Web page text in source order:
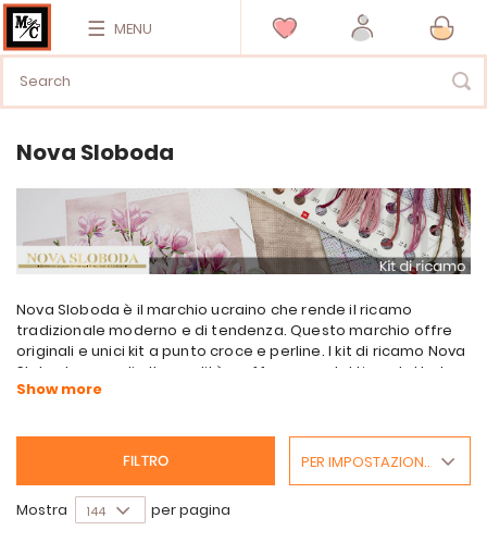
MENU
Nova Sloboda
Nova Sloboda è il marchio ucraino che rende il ricamo
tradizionale moderno e di tendenza. Questo marchio offre
originali e unici kit a punto croce e perline. I kit di ricamo Nova
Sloboda sono di alta qualità e offrono prodotti per tutte le
tasche. Ogni kit viene fornito con istruzioni dettagliate di
creare il proprio capolavoro. Oggi decorano le case di tutto il
delle perline e i supporti per ricamo ...
PER IMPOSTAZIONE PREDEFINITA
Mostra per pagina
FILTRO